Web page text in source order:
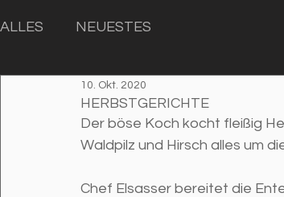
ALLES NEUESTES
HERBSTGERICHTE
10. Okt. 2020
Der böse Koch kocht fleißig
Waldpilz und Hirsch alles um
Chef Elsasser bereitet die